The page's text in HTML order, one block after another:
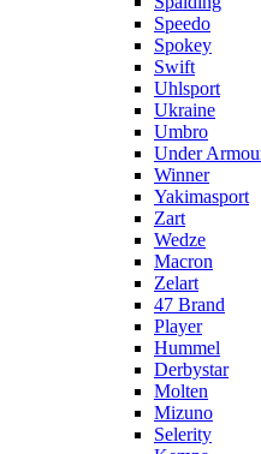
Speedo
Spokey
Swift
Uhlsport
Ukraine
Umbro
Under
Winner
Yakimasport
Zart
Wedze
Macron
Zelart
47 Brand
Player
Hummel
Derbystar
Molten
Mizuno
Selerity